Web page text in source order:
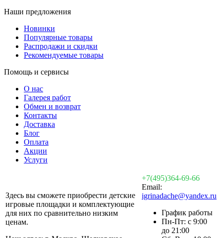
Наши предложения
Новинки
Популярные товары
Распродажи и скидки
Рекомендуемые товары
Помощь и сервисы
О нас
Галерея работ
Обмен и возврат
Контакты
Доставка
Блог
Оплата
Акции
Услуги
Здесь вы сможете приобрести детские
игровые площадки и комплектующие
для них по сравнительно низким
ценам.
+7(495)364-69-66
Email:
igrinadache@yandex.ru
График работы
Пн-Пт: с 9:00
до 21:00